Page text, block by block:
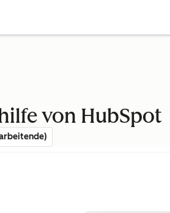
von HubSpot